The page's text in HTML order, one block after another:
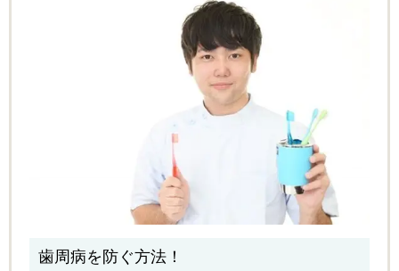
歯周病を防ぐ方法！